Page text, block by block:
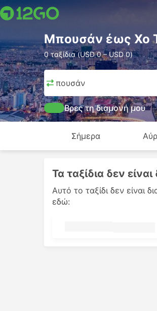
Μπουσάν έως Χο
0 ταξίδια (USD 0 – USD 0)
Μπουσάν
Βρες τη διαμονή μου
Σήμερα
Τα ταξίδια δεν
Αυτό το ταξίδι δεν είναι
εδώ: